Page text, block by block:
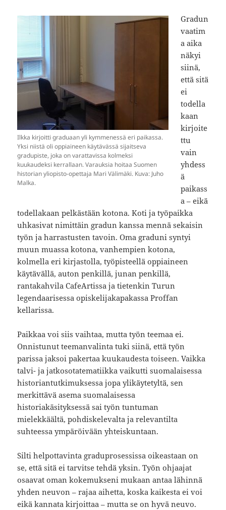
Ilkka kirjoitti graduaan yli kymmenessä eri paikassa.
Yksi niistä oli oppiaineen käytävässä sijaitseva
gradupiste, joka on varattavissa kolmeksi
kuukaudeksi kerrallaan. Varauksia hoitaa Suomen
historian yliopisto-opettaja Mari Välimäki. Kuva: Juho
Malka.
Gradun
vaatim
a aika
näkyi
siinä,
että sitä
ei
todella
kaan
kirjoite
ttu
vain
yhdess
ä
paikass
a – eikä
todellakaan pelkästään kotona. Koti ja työpaikka
uhkasivat nimittäin gradun kanssa mennä sekaisin
työn ja harrastusten tavoin. Oma graduni syntyi
muun muassa kotona, vanhempien kotona,
kolmella eri kirjastolla, työpisteellä oppiaineen
käytävällä, auton penkillä, junan penkillä,
rantakahvila CafeArtissa ja tietenkin Turun
legendaarisessa opiskelijakapakassa Proffan
kellarissa.
Paikkaa voi siis vaihtaa, mutta työn teemaa ei.
Onnistunut teemanvalinta tuki siinä, että työn
parissa jaksoi pakertaa kuukaudesta toiseen. Vaikka
talvi- ja jatkosotatematiikka vaikutti suomalaisessa
historiantutkimuksessa jopa ylikäytetyltä, sen
merkittävä asema suomalaisessa
historiakäsityksessä sai työn tuntuman
mielekkäältä, pohdiskelevalta ja relevantilta
suhteessa ympäröivään yhteiskuntaan.
Silti helpottavinta graduprosessissa oikeastaan on
se, että sitä ei tarvitse tehdä yksin. Työn ohjaajat
osaavat oman kokemukseni mukaan antaa lähinnä
yhden neuvon – rajaa aihetta, koska kaikesta ei voi
eikä kannata kirjoittaa – mutta se on hyvä neuvo.